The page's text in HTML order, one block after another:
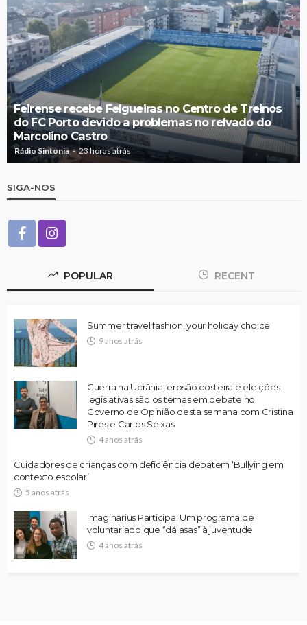
Feirense recebe Felgueiras no Centro de Treinos
do FC Porto devido a problemas no relvado do
Marcolino Castro
Rádio Sintonia 23 horas atrás
SIGA-NOS
POPULAR RECENT
Summer travel fashion, your holiday choice
9 anos atrás
Guerra na Ucrânia, erosão costeira e eleições
legislativas são os temas em debate no
Governo de Opinião desta semana com Cristina
Pires e Carlos Seixas
4 anos atrás
Cuidadores de crianças com deficiência debatem ‘Bullying em
contexto escolar’
5 anos atrás
Imaginarius Participa: Um programa de
voluntariado que “dá asas” à juventude
4 anos atrás